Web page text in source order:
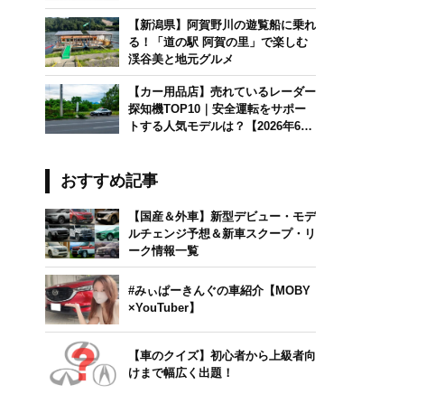
【新潟県】阿賀野川の遊覧船に乗れ
る！「道の駅 阿賀の里」で楽しむ
渓谷美と地元グルメ
【カー用品店】売れているレーダー
探知機TOP10｜安全運転をサポー
トする人気モデルは？【2026年6月
おすすめ記事
【国産＆外車】新型デビュー・モデ
ルチェンジ予想＆新車スクープ・リ
ーク情報一覧
#みぃぱーきんぐの車紹介【MOBY
×YouTuber】
【車のクイズ】初心者から上級者向
けまで幅広く出題！